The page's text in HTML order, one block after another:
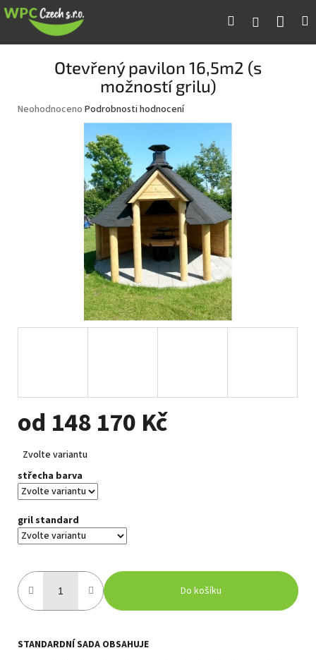
Přejít
na
Hledat Přihlášení
Otevřený pavilon 16,5m2 (s
možností grilu)
Průměrné
Neohodnoceno Podrobnosti hodnocení
od 148 170 Kč
cena:
Zvolte variantu
střecha barva
gril standard
Do košíku
STANDARDNÍ SADA OBSAHUJE